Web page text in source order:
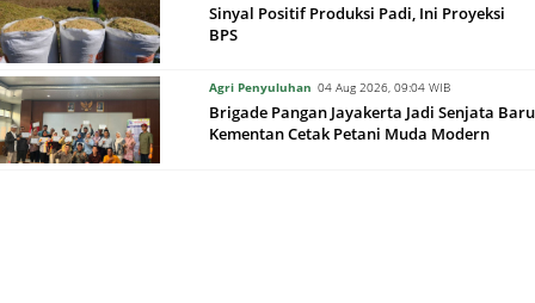
Sinyal Positif Produksi Padi, Ini Proyeksi
BPS
Agri Penyuluhan 04 Aug 2026, 09:04 WIB
Brigade Pangan Jayakerta Jadi Senjata Baru
Kementan Cetak Petani Muda Modern